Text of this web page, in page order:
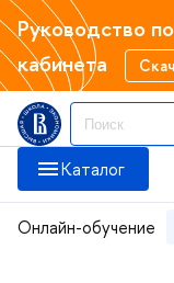
Руководство
кабинета
Каталог
Онлайн-обучение